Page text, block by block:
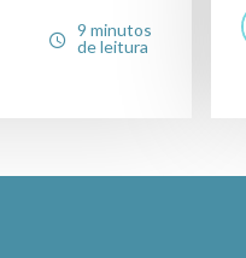
9 minutos
de leitura